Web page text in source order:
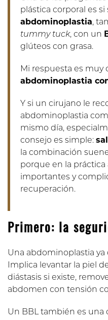
plástica corporal es
abdominoplastia,
tummy tuck, con un
glúteos con grasa.
Mi respuesta es muy
abdominoplastia
Y si un cirujano le
abdominoplastia
mismo día,
consejo es simple:
la combinación
porque en la
importantes y
recuperación.
Primero: la
Una abdominoplastia
Implica levantar la piel
diástasis si existe,
abdomen con tensión
Un BBL también es una